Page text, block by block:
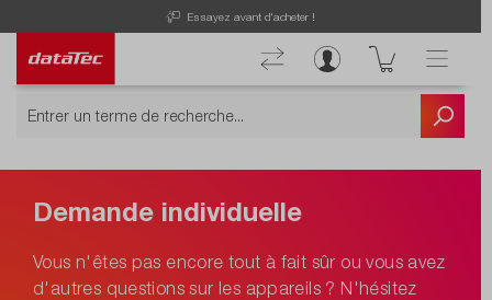
Essayez avant d'acheter !
Demande individuelle
Vous n'êtes pas encore tout à fait sûr ou vous avez
d'autres questions sur les appareils ? N'hésitez